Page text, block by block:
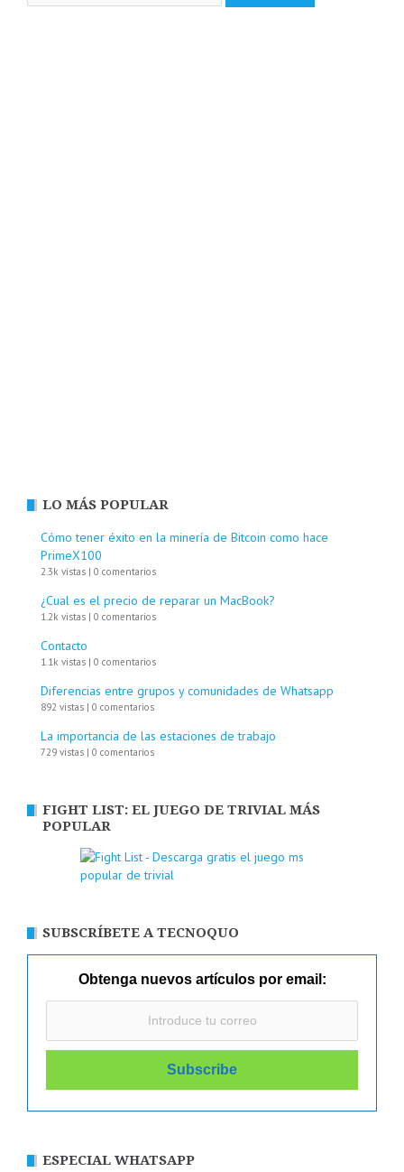
LO MÁS POPULAR
Cómo tener éxito en la minería de Bitcoin como hace
PrimeX100
2.3k vistas | 0 comentarios
¿Cual es el precio de reparar un MacBook?
1.2k vistas | 0 comentarios
Contacto
1.1k vistas | 0 comentarios
Diferencias entre grupos y comunidades de Whatsapp
892 vistas | 0 comentarios
La importancia de las estaciones de trabajo
729 vistas | 0 comentarios
FIGHT LIST: EL JUEGO DE TRIVIAL MÁS
POPULAR
SUBSCRÍBETE A TECNOQUO
Obtenga nuevos artículos por email:
ESPECIAL WHATSAPP